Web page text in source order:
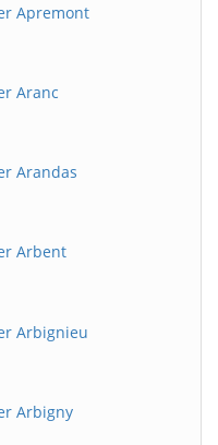
Apremont
Aranc
Arandas
Arbent
Arbignieu
Arbigny